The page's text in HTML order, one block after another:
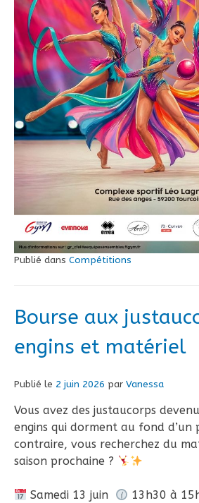
Publié dans Compétitions
Bourse aux
engins et matériel
Publié le 2 juin 2026 par Vanessa
Vous avez des justaucorps
engins qui dorment au fond d’un
contraire, vous recherchez du
saison prochaine ?
Samedi 13 juin 13h30 à